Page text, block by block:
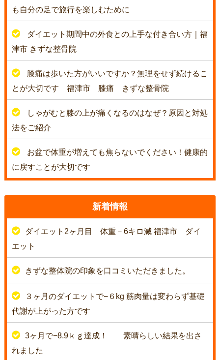
も自分の足で旅行を楽しむために
ダイエット期間中の外食との上手な付き合い方｜福
津市 きずな整骨院
膝痛は歩いた方がいいですか？無理をせず続けるこ
とが大切です 福津市 膝痛 きずな整骨院
しゃがむと膝の上が痛くなるのはなぜ？原因と対処
法をご紹介
お盆で体重が増えても焦らないでください！健康的
に戻すことが大切です
新着情報
ダイエット2ヶ月目 体重－6キロ減 福津市 ダイ
エット
きずな整体院の印象を口コミいただきました。
３ヶ月のダイエットで−６kg 筋肉量は変わらず基礎
代謝が上がった方です
3ヶ月で−8.9ｋｇ達成！
素晴らしい結果を出さ
れました